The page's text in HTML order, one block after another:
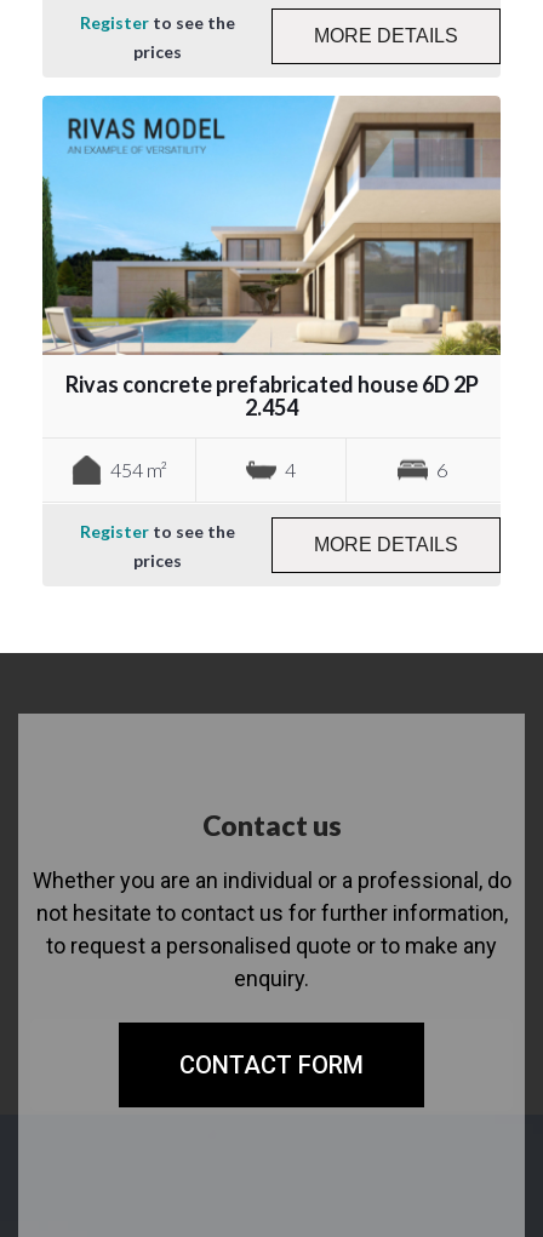
Registerto see the
prices
MORE DETAILS
Rivas concrete prefabricated house 6D 2P
2.454
454 m² 4 6
Registerto see the
prices
MORE DETAILS
Contact us
Whether you are an individual or a professional, do
not hesitate to contact us for further information,
to request a personalised quote or to make any
enquiry.
CONTACT FORM